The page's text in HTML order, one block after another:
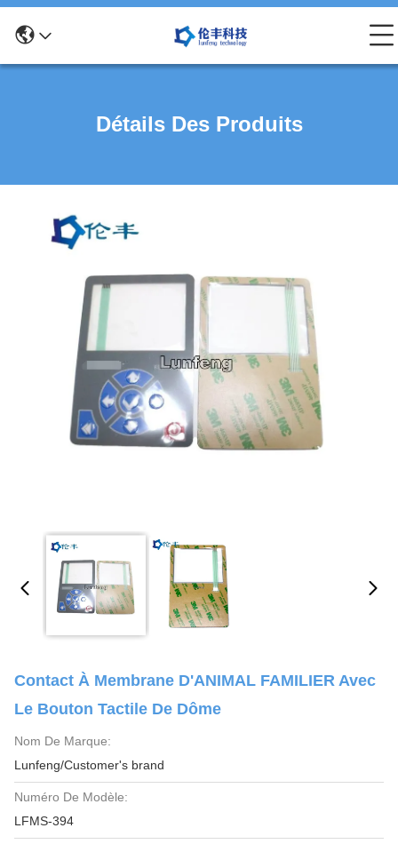
Détails Des Produits
Contact À Membrane D'ANIMAL FAMILIER Avec
Le Bouton Tactile De Dôme
Nom De Marque:
Lunfeng/Customer's brand
Numéro De Modèle:
LFMS-394